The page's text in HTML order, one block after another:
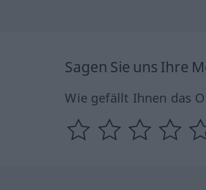
Sagen Sie uns Ihre
Wie gefällt Ihnen das